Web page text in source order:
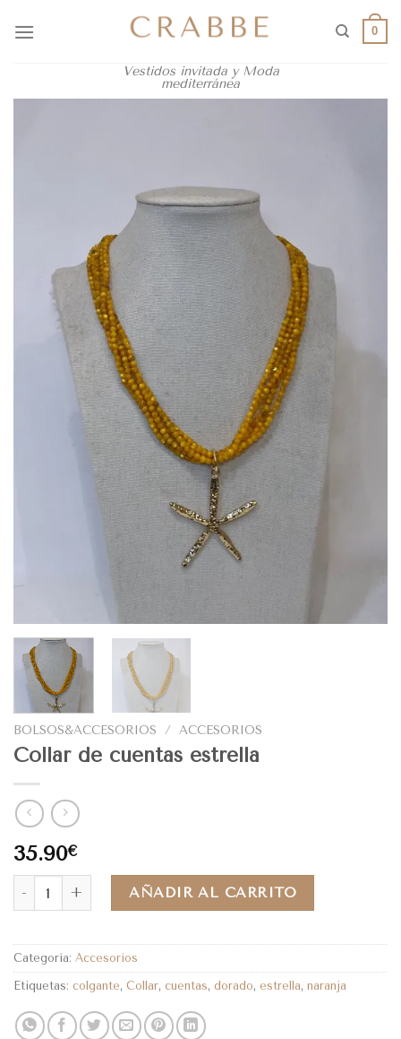
Vestidos invitada y Moda
mediterránea
0
BOLSOS&ACCESORIOS / ACCESORIOS
Collar de cuentas estrella
35.90€
AÑADIR AL CARRITO
Categoría: Accesorios
Etiquetas: colgante, Collar, cuentas, dorado, estrella, naranja